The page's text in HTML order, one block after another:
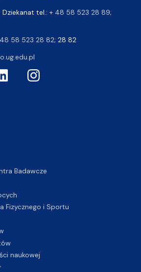
tel.: + 48 58 523 28 89;
58 523 28 82; 28 82
Badawcze
Fizycznego i Sportu
naukowej